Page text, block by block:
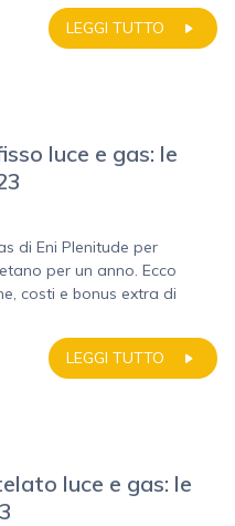
LEGGI TUTTO
luce e gas: le
di Eni Plenitude per
per un anno. Ecco
costi e bonus extra di
LEGGI TUTTO
luce e gas: le